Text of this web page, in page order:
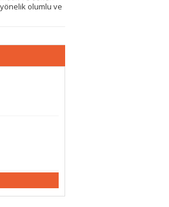
olumlu ve